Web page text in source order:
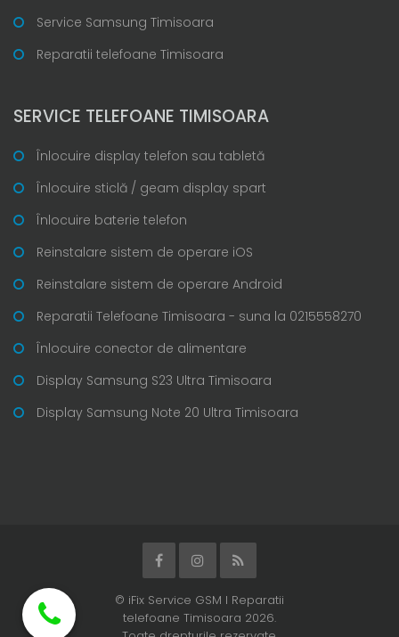
Service Samsung Timisoara
Reparatii telefoane Timisoara
SERVICE TELEFOANE TIMISOARA
Înlocuire display telefon sau tabletă
Înlocuire sticlă / geam display spart
Înlocuire baterie telefon
Reinstalare sistem de operare iOS
Reinstalare sistem de operare Android
Reparatii Telefoane Timisoara - suna la 0215558270
Înlocuire conector de alimentare
Display Samsung S23 Ultra Timisoara
Display Samsung Note 20 Ultra Timisoara
© iFix Service GSM I Reparatii
telefoane Timisoara 2026.